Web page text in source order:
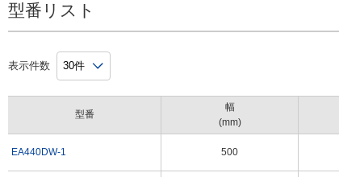
EA440DW-42
EA440DW-44
EA440DW-51
EA440DW-52 1×1m 3
型番リスト
表示件数
型番
EA440DW-1
幅
(mm)
500